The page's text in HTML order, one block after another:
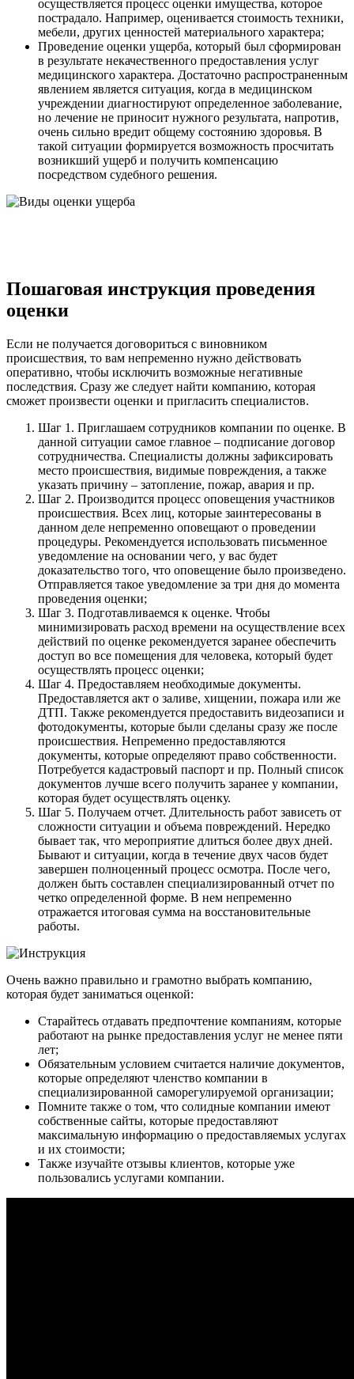
осуществляется процесс оценки имущества, которое
пострадало. Например, оценивается стоимость техники,
мебели, других ценностей материального характера;
Проведение оценки ущерба, который был сформирован
в результате некачественного предоставления услуг
медицинского характера. Достаточно распространенным
явлением является ситуация, когда в медицинском
учреждении диагностируют определенное заболевание,
но лечение не приносит нужного результата, напротив,
очень сильно вредит общему состоянию здоровья. В
такой ситуации формируется возможность просчитать
возникший ущерб и получить компенсацию
посредством судебного решения.
Пошаговая инструкция проведения
оценки
Если не получается договориться с виновником
происшествия, то вам непременно нужно действовать
оперативно, чтобы исключить возможные негативные
последствия. Сразу же следует найти компанию, которая
сможет произвести оценки и пригласить специалистов.
Шаг 1. Приглашаем сотрудников компании по оценке. В
данной ситуации самое главное – подписание договор
сотрудничества. Специалисты должны зафиксировать
место происшествия, видимые повреждения, а также
указать причину – затопление, пожар, авария и пр.
Шаг 2. Производится процесс оповещения участников
происшествия. Всех лиц, которые заинтересованы в
данном деле непременно оповещают о проведении
процедуры. Рекомендуется использовать письменное
уведомление на основании чего, у вас будет
доказательство того, что оповещение было произведено.
Отправляется такое уведомление за три дня до момента
проведения оценки;
Шаг 3. Подготавливаемся к оценке. Чтобы
минимизировать расход времени на осуществление всех
действий по оценке рекомендуется заранее обеспечить
доступ во все помещения для человека, который будет
осуществлять процесс оценки;
Шаг 4. Предоставляем необходимые документы.
Предоставляется акт о заливе, хищении, пожара или же
ДТП. Также рекомендуется предоставить видеозаписи и
фотодокументы, которые были сделаны сразу же после
происшествия. Непременно предоставляются
документы, которые определяют право собственности.
Потребуется кадастровый паспорт и пр. Полный список
документов лучше всего получить заранее у компании,
которая будет осуществлять оценку.
Шаг 5. Получаем отчет. Длительность работ зависеть от
сложности ситуации и объема повреждений. Нередко
бывает так, что мероприятие длиться более двух дней.
Бывают и ситуации, когда в течение двух часов будет
завершен полноценный процесс осмотра. После чего,
должен быть составлен специализированный отчет по
четко определенной форме. В нем непременно
отражается итоговая сумма на восстановительные
работы.
Очень важно правильно и грамотно выбрать компанию,
которая будет заниматься оценкой:
Старайтесь отдавать предпочтение компаниям, которые
работают на рынке предоставления услуг не менее пяти
лет;
Обязательным условием считается наличие документов,
которые определяют членство компании в
специализированной саморегулируемой организации;
Помните также о том, что солидные компании имеют
собственные сайты, которые предоставляют
максимальную информацию о предоставляемых услугах
и их стоимости;
Также изучайте отзывы клиентов, которые уже
пользовались услугами компании.